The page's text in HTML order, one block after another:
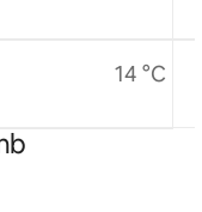
14 °C